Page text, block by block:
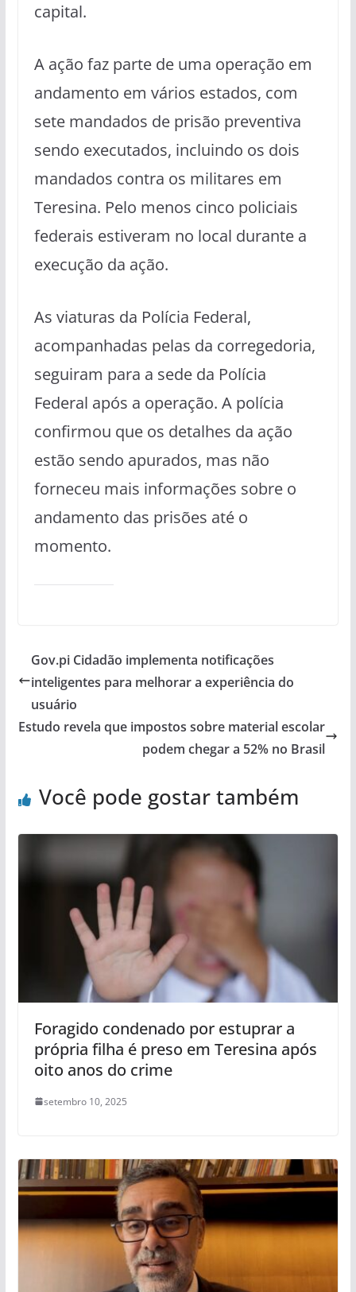
capital.
A ação faz parte de uma operação em
andamento em vários estados, com
sete mandados de prisão preventiva
sendo executados, incluindo os dois
mandados contra os militares em
Teresina. Pelo menos cinco policiais
federais estiveram no local durante a
execução da ação.
As viaturas da Polícia Federal,
acompanhadas pelas da corregedoria,
seguiram para a sede da Polícia
Federal após a operação. A polícia
confirmou que os detalhes da ação
estão sendo apurados, mas não
forneceu mais informações sobre o
andamento das prisões até o
momento.
Gov.pi Cidadão implementa notificações
inteligentes para melhorar a experiência do
usuário
Estudo revela que impostos sobre material escolar
podem chegar a 52% no Brasil
Você pode gostar também
Foragido condenado por estuprar a
própria filha é preso em Teresina após
oito anos do crime
setembro 10, 2025